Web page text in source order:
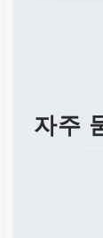
자주